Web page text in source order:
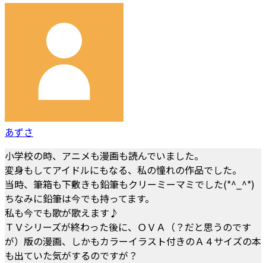
あずさ
小学校の時、アニメも漫画も読んでいました。
変身もしてアイドルにもなる、私の憧れの作品でした。
当時、筆箱も下敷きも鉛筆もクリーミーマミでした(*^_^*)
ちなみに鉛筆は今でも持ってます。
私も今でも歌が歌えます♪
ＴＶシリーズが終わった後に、ＯＶＡ（？だと思うのです
が）版の漫画、しかもカラーイラスト付きのＡ４サイズの本
も出ていた気がするのですが？